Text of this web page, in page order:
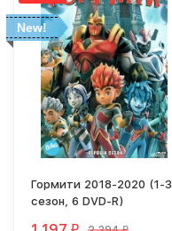
New!
Гормити 2018-2020 (1-3
сезон, 6 DVD-R)